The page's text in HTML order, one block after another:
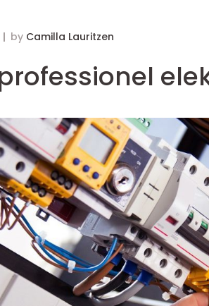
by Camilla Lauritzen